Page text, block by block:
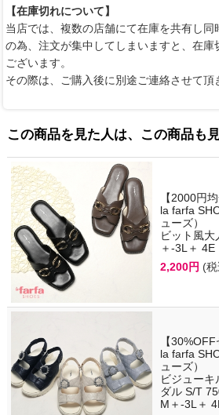
【在庫切れについて】
当店では、複数の店舗にて在庫を共有し同
の為、注文が集中してしまいますと、在
ございます。
その際は、ご購入後に別途ご連絡させて頂
この商品を見た人は、この商品も
【2000円均
la farfa
ューズ）
ビット風
＋-3L＋ 4E
2,200円 (
【
la farfa
ューズ）
ビジューキ
ダル S/T
M＋-3L＋